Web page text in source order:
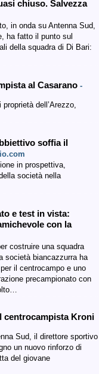
chiuso. Salvezza
in onda su Antenna Sud,
ha fatto il punto sul
della squadra di Di Bari:
al Casarano -
dell’Arezzo,
soffia il
in prospettiva,
società nella
e test in vista:
con la
costruire una squadra
società biancazzurra ha
il centrocampo e uno
precampionato con
centrocampista Kroni
Sud, il direttore sportivo
un nuovo rinforzo di
del giovane